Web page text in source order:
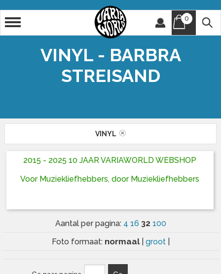
0
VINYL - BARBRA
STREISAND
VINYL
2015 - 2025 10 JAAR VARIAWORLD WEBSHOP
Voor Muziekliefhebbers, door Muziekliefhebbers
Aantal per pagina: 4 16 32 100
Foto formaat: normaal groot